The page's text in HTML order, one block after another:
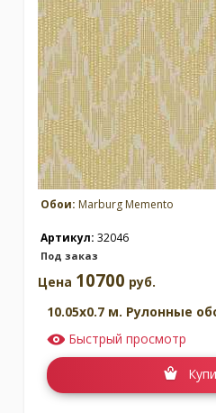
Обои: Marburg Memento
Артикул: 32046
Под заказ
Цена 10700 руб.
10.05x0.7 м. Рулонные
Быстрый просмотр